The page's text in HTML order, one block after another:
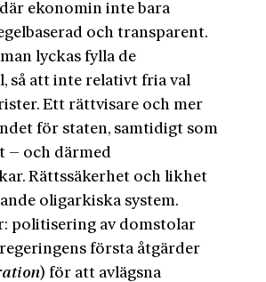
ekonomin inte bara
och transparent.
lyckas fylla de
så att inte relativt fria val
Ett rättvisare och mer
för staten, samtidigt som
– och därmed
Rättssäkerhet och likhet
oligarkiska system.
politisering av domstolar
första åtgärder
) för att avlägsna